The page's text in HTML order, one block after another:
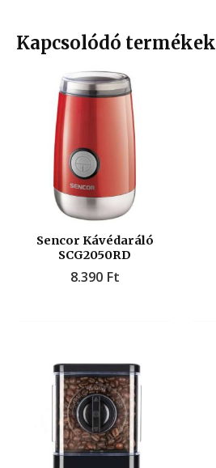
Kapcsolódó termékek
Sencor Kávédaráló
SCG2050RD
8.390 Ft